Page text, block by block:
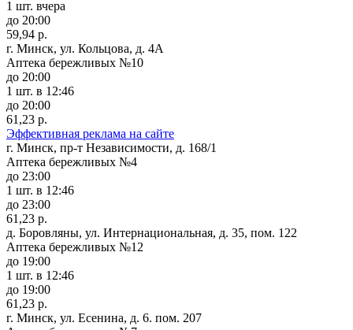
1 шт. вчера
до 20:00
59,94 р.
г. Минск, ул. Кольцова, д. 4А
Аптека бережливых №10
до 20:00
1 шт. в 12:46
до 20:00
61,23 р.
Эффективная реклама на сайте
г. Минск, пр-т Независимости, д. 168/1
Аптека бережливых №4
до 23:00
1 шт. в 12:46
до 23:00
61,23 р.
д. Боровляны, ул. Интернациональная, д. 35, пом. 122
Аптека бережливых №12
до 19:00
1 шт. в 12:46
до 19:00
61,23 р.
г. Минск, ул. Есенина, д. 6. пом. 207